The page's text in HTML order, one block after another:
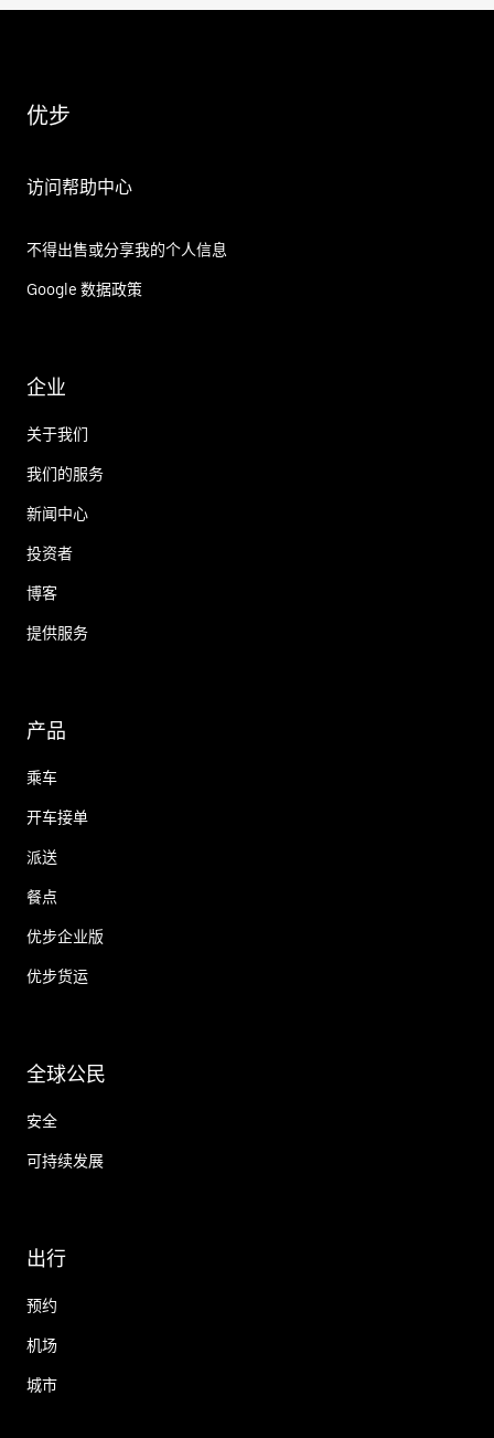
优步
访问帮助中心
不得出售或分享我的个人信息
Google 数据政策
企业
关于我们
我们的服务
新闻中心
投资者
博客
提供服务
产品
乘车
开车接单
派送
餐点
优步企业版
优步货运
全球公民
安全
可持续发展
出行
预约
机场
城市